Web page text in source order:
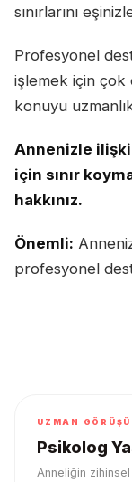
sınırlarını
Profesyonel
işlemek için çok
konuyu
Annenizle
için sınır
hakkınız.
Önemli:
profesyonel
UZMAN GÖRÜŞÜ
Psikolog
Anneliğin